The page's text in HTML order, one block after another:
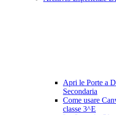
Apri le Porte a
Secondaria
Come usare
classe 3^E